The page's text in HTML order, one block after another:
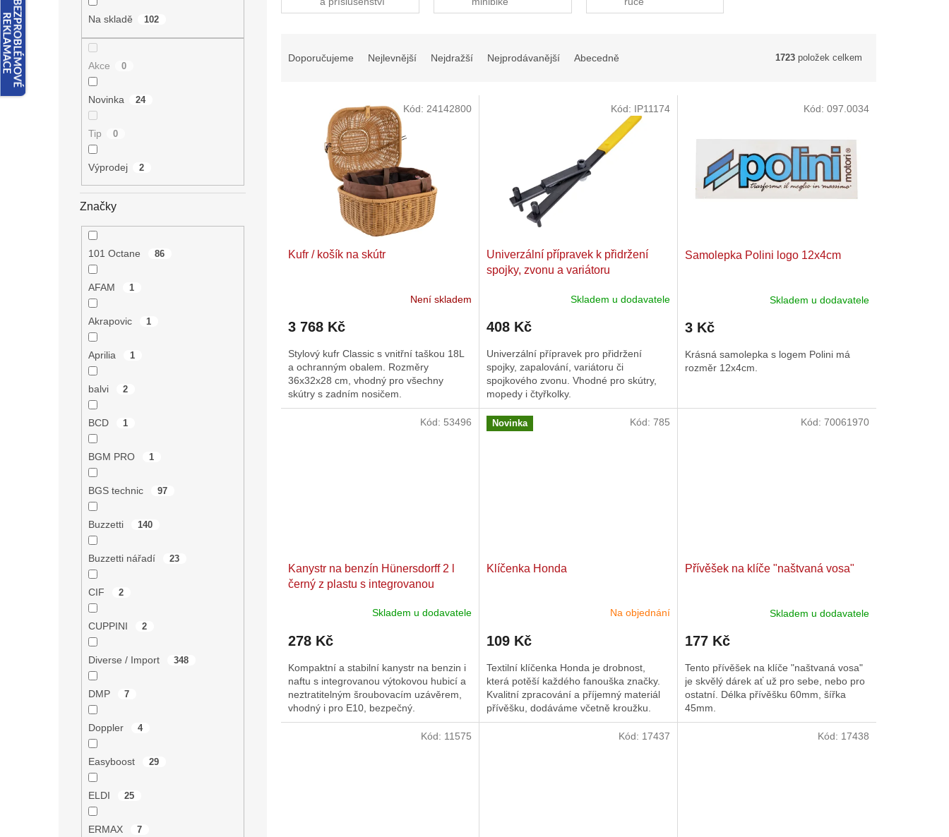
Na skladě 102
Akce 0
Novinka 24
Tip 0
Výprodej 2
Značky
101 Octane 86
AFAM 1
Akrapovic 1
Aprilia 1
balvi 2
BCD 1
BGM PRO 1
BGS technic 97
Buzzetti 140
Buzzetti nářadí 23
CIF 2
CUPPINI 2
Diverse / Import 348
DMP 7
Doppler 4
Easyboost 29
ELDI 25
ERMAX 7
Doporučujeme Nejlevnější Nejdražší Nejprodávanější Abecedně 1723 položek celkem
Kufr / košík na skútr
Není skladem
3 768 Kč
Stylový kufr Classic s vnitřní taškou 18L
a ochranným obalem. Rozměry
36x32x28 cm, vhodný pro všechny
skútry s zadním nosičem.
Kód: 24142800
Univerzální přípravek k přidržení
spojky, zvonu a variátoru
produktu
4,0
z
5
hvězdiček.
Skladem u dodavatele
408 Kč
Univerzální přípravek pro přidržení
spojky, zapalování, variátoru či
spojkového zvonu. Vhodné pro skútry,
mopedy i čtyřkolky.
Kód: IP11174
Samolepka Polini logo 12x4cm
Skladem u dodavatele
3 Kč
Krásná samolepka s logem Polini má
rozměr 12x4cm.
Kód: 097.0034
Kanystr na benzín Hünersdorff 2 l
černý z plastu s integrovanou
Skladem u dodavatele
278 Kč
Kompaktní a stabilní kanystr na benzin i
naftu s integrovanou výtokovou hubicí a
neztratitelným šroubovacím uzávěrem,
vhodný i pro E10, bezpečný.
Kód: 53496 Novinka
Klíčenka Honda
Na objednání
109 Kč
Textilní klíčenka Honda je drobnost,
která potěší každého fanouška značky.
Kvalitní zpracování a příjemný materiál
přívěšku, dodáváme včetně kroužku.
Kód: 785
Přívěšek na klíče "naštvaná vosa"
Skladem u dodavatele
177 Kč
Tento přívěšek na klíče "naštvaná vosa"
je skvělý dárek ať už pro sebe, nebo pro
ostatní. Délka přívěšku 60mm, šířka
45mm.
Kód: 70061970
Kód: 11575 Kód: 17437 Kód: 17438